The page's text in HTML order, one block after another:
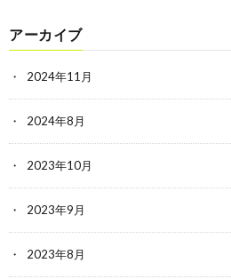
アーカイブ
2024年11月
2024年8月
2023年10月
2023年9月
2023年8月